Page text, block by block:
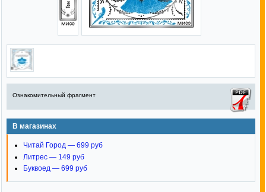
Ознакомительный фрагмент
В магазинах
Читай Город — 699 руб
Литрес — 149 руб
Буквоед — 699 руб